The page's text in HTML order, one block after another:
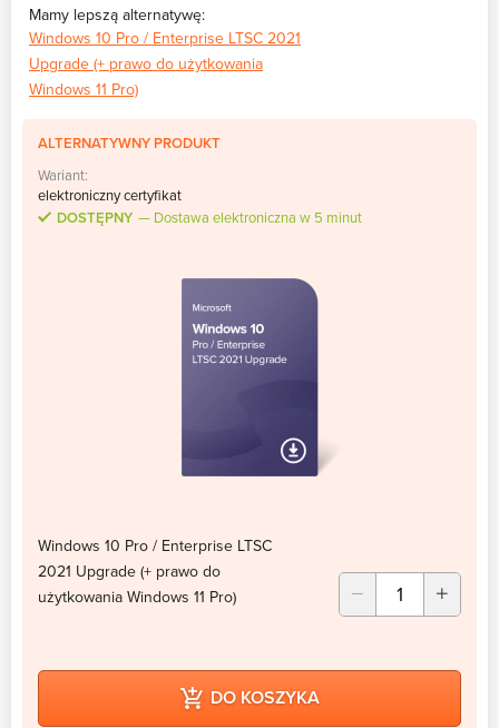
Mamy lepszą alternatywę:
Windows 10 Pro / Enterprise LTSC 2021
Upgrade (+ prawo do użytkowania
Windows 11 Pro)
ALTERNATYWNY PRODUKT
Wariant:
elektroniczny certyfikat
DOSTĘPNY
Dostawa elektroniczna w 5 minut
Windows 10 Pro / Enterprise LTSC
2021 Upgrade (+ prawo do
użytkowania Windows 11 Pro)
DO KOSZYKA